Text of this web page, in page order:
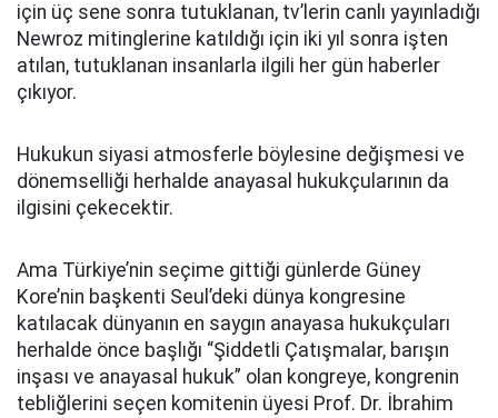
için üç sene sonra tutuklanan, tv’lerin canlı yayınladığı
Newroz mitinglerine katıldığı için iki yıl sonra işten
atılan, tutuklanan insanlarla ilgili her gün haberler
çıkıyor.
Hukukun siyasi atmosferle böylesine değişmesi ve
dönemselliği herhalde anayasal hukukçularının da
ilgisini çekecektir.
Ama Türkiye’nin seçime gittiği günlerde Güney
Kore’nin başkenti Seul’deki dünya kongresine
katılacak dünyanın en saygın anayasa hukukçuları
herhalde önce başlığı “Şiddetli Çatışmalar, barışın
inşası ve anayasal hukuk” olan kongreye, kongrenin
tebliğlerini seçen komitenin üyesi Prof. Dr. İbrahim